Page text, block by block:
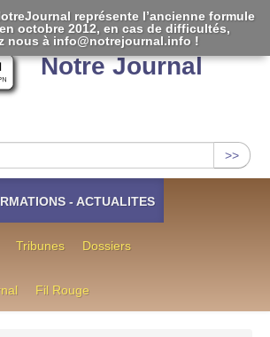
Notre Journal
>>
- ACTUALITES
Tribunes Dossiers
Fil Rouge
représente l’ancienne formule
octobre 2012, en cas de difficultés,
nous à info@notrejournal.info !